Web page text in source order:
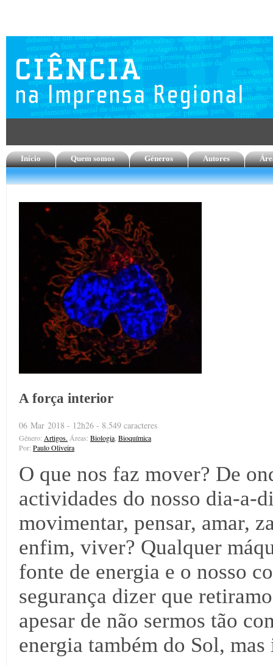
Início Quem somos Géneros Autores
A força interior
06 Mar 2018 - 12h26 - 8.549 caracteres
Género: Artigos. Áreas: Biologia, Bioquímica
Por: Paulo Oliveira
O que nos faz mover? De
actividades do nosso dia-a-
movimentar, pensar, amar,
enfim, viver? Qualquer
fonte de energia e o nosso
segurança dizer que
apesar de não sermos tão
energia também do Sol,